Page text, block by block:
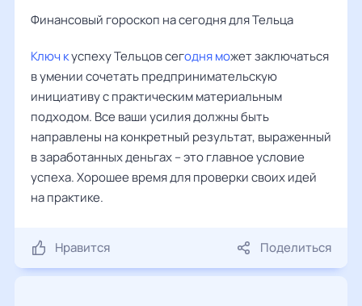
Финансовый гороскоп на сегодня для Тельца
Ключ куспеху Тельцов сегодня может заключаться
в умении сочетать предпринимательскую
инициативу с практическим материальным
подходом. Все ваши усилия должны быть
направлены на конкретный результат, выраженный
в заработанных деньгах – это главное условие
успеха. Хорошее время для проверки своих идей
на практике.
Нравится Поделиться